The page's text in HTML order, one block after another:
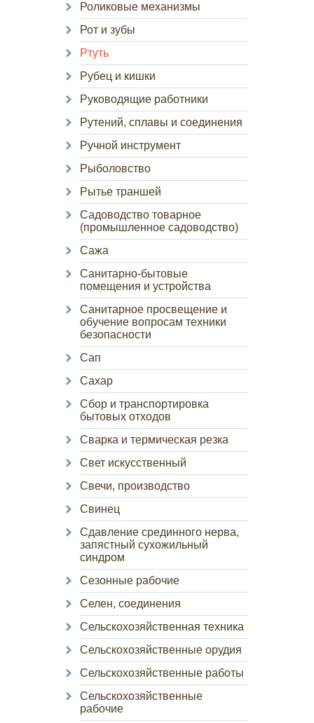
Роликовые механизмы
Рот и зубы
Ртуть
Рубец и кишки
Руководящие работники
Рутений, сплавы и соединения
Ручной инструмент
Рыболовство
Рытье траншей
Садоводство товарное
(промышленное садоводство)
Сажа
Санитарно-бытовые
помещения и устройства
Санитарное просвещение и
обучение вопросам техники
безопасности
Сап
Сахар
Сбор и транспортировка
бытовых отходов
Сварка и термическая резка
Свет искусственный
Свечи, производство
Свинец
Сдавление срединного нерва,
запястный сухожильный
синдром
Сезонные рабочие
Селен, соединения
Сельскохозяйственная техника
Сельскохозяйственные орудия
Сельскохозяйственные работы
Сельскохозяйственные
рабочие